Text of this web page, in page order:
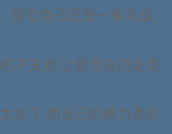
感觉自己还是一事无成,
不支持,让我现在的处境
多了,而自己的精力真的